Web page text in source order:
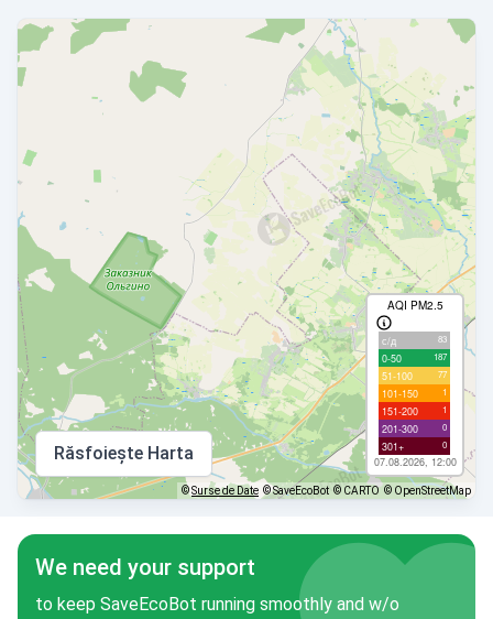
AQI PM2.5
с/д 83
0-50 187
51-100 77
101-150 1
151-200 1
201-300 0
301+ 0
07.08.2026, 12:00
Răsfoiește Harta
©Surse de Date © SaveEcoBot © CARTO © OpenStreetMap
We need your support
to keep SaveEcoBot running smoothly and w/o